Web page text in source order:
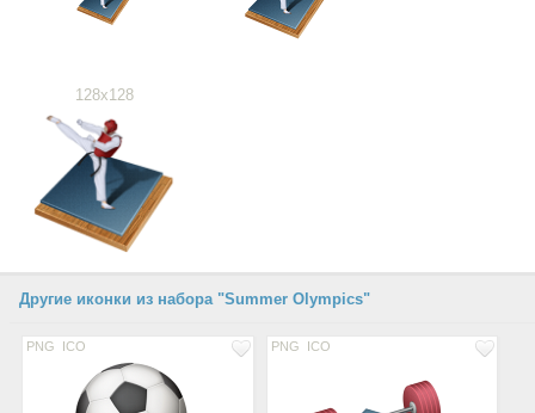
128x128
Другие иконки из набора "Summer Olympics"
PNG ICO PNG ICO